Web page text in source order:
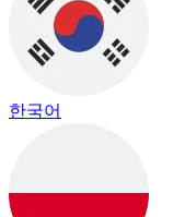
한국어